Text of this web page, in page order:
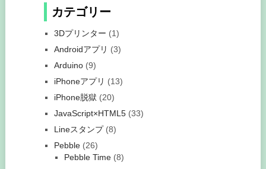
カテゴリー
3Dプリンター (1)
Androidアプリ (3)
Arduino(9)
iPhoneアプリ (13)
iPhone脱獄 (20)
JavaScript×HTML5(33)
Lineスタンプ(8)
Pebble(26)
Pebble Time(8)